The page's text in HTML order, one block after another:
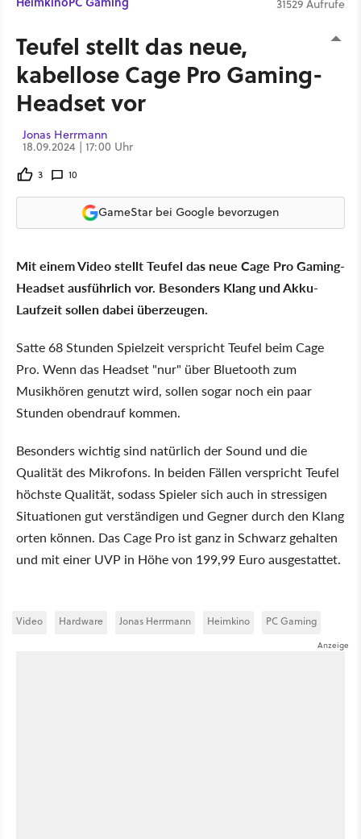
31529 Aufrufe
Teufel stellt das neue,
kabellose Cage Pro Gaming-
Headset vor
Jonas Herrmann
18.09.2024 | 17:00 Uhr
3 10
GameStar bei Google bevorzugen
Mit einem Video stellt Teufel das neue Cage Pro Gaming-
Headset ausführlich vor. Besonders Klang und Akku-
Laufzeit sollen dabei überzeugen.
Satte 68 Stunden Spielzeit verspricht Teufel beim Cage
Pro. Wenn das Headset "nur" über Bluetooth zum
Musikhören genutzt wird, sollen sogar noch ein paar
Stunden obendrauf kommen.
Besonders wichtig sind natürlich der Sound und die
Qualität des Mikrofons. In beiden Fällen verspricht Teufel
höchste Qualität, sodass Spieler sich auch in stressigen
Situationen gut verständigen und Gegner durch den Klang
orten können. Das Cage Pro ist ganz in Schwarz gehalten
und mit einer UVP in Höhe von 199,99 Euro ausgestattet.
Video Hardware Jonas Herrmann Heimkino PC Gaming